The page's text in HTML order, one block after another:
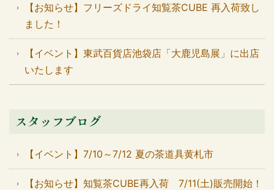
【お知らせ】フリーズドライ知覧茶CUBE 再入荷致し
ました！
【イベント】東武百貨店池袋店「大鹿児島展」に出店
いたします
スタッフブログ
【イベント】7/10～7/12 夏の茶道具黄札市
【お知らせ】知覧茶CUBE再入荷 7/11(土)販売開始！